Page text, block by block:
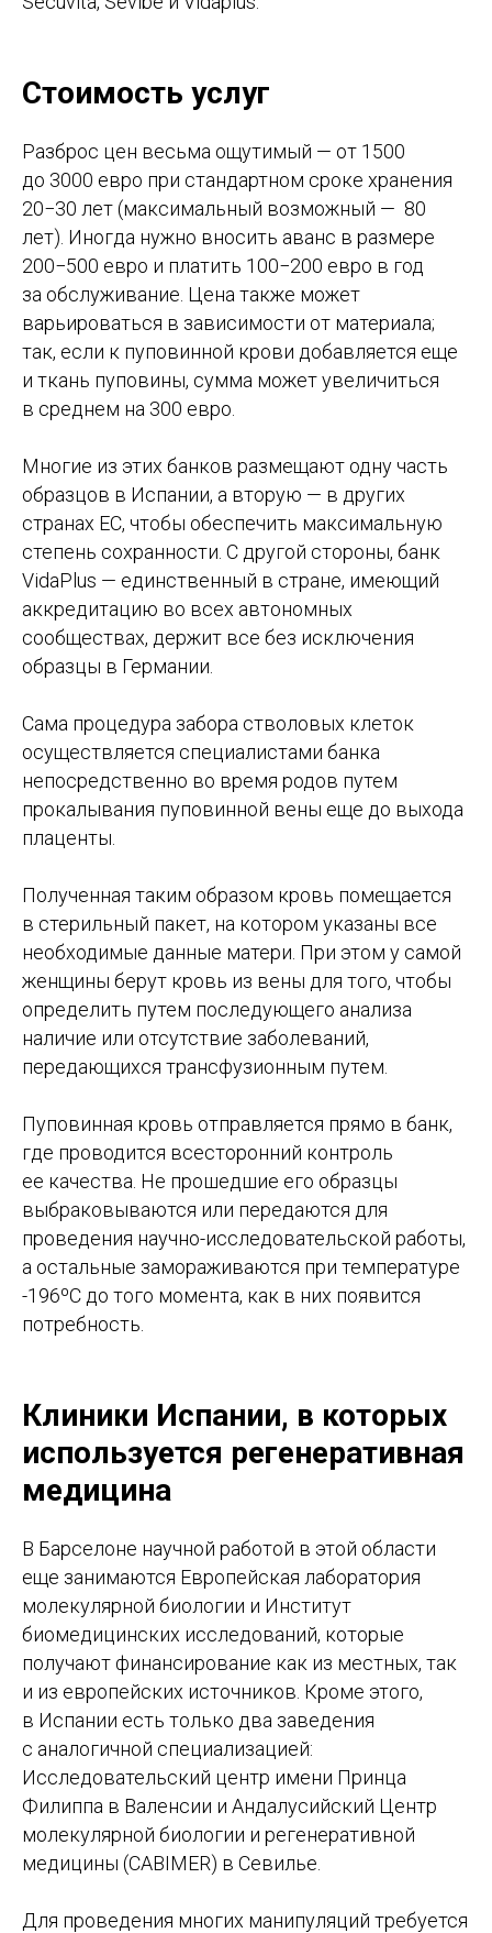
Стоимость услуг
Разброс цен весьма ощутимый — от 1500
до 3000 евро при стандартном сроке хранения
20−30 лет (максимальный возможный — 80
лет). Иногда нужно вносить аванс в размере
200−500 евро и платить 100−200 евро в год
за обслуживание. Цена также может
варьироваться в зависимости от материала;
так, если к пуповинной крови добавляется еще
и ткань пуповины, сумма может увеличиться
в среднем на 300 евро.
Многие из этих банков размещают одну часть
образцов в Испании, а вторую — в других
странах ЕС, чтобы обеспечить максимальную
степень сохранности. С другой стороны, банк
VidaPlus — единственный в стране, имеющий
аккредитацию во всех автономных
сообществах, держит все без исключения
образцы в Германии.
Сама процедура забора стволовых клеток
осуществляется специалистами банка
непосредственно во время родов путем
прокалывания пуповинной вены еще до выхода
плаценты.
Полученная таким образом кровь помещается
в стерильный пакет, на котором указаны все
необходимые данные матери. При этом у самой
женщины берут кровь из вены для того, чтобы
определить путем последующего анализа
наличие или отсутствие заболеваний,
передающихся трансфузионным путем.
Пуповинная кровь отправляется прямо в банк,
где проводится всесторонний контроль
ее качества. Не прошедшие его образцы
выбраковываются или передаются для
проведения научно-исследовательской работы,
а остальные замораживаются при температуре
-196ºC до того момента, как в них появится
потребность.
Клиники Испании, в которых
используется регенеративная
медицина
В Барселоне научной работой в этой области
еще занимаются Европейская лаборатория
молекулярной биологии и Институт
биомедицинских исследований, которые
получают финансирование как из местных, так
и из европейских источников. Кроме этого,
в Испании есть только два заведения
с аналогичной специализацией:
Исследовательский центр имени Принца
Филиппа в Валенсии и Андалусийский Центр
молекулярной биологии и регенеративной
медицины (CABIMER) в Севилье.
Для проведения многих манипуляций требуется
Планируете переезд
в Испанию и не знаете, с чего
начать?
Как с вами связаться?
Оставить заявку
Отправляя форму вы соглашаетесь с политикой
обработки персональных данных
документами, визами, учебой, жильем и
другими важными вопросами. Получите
персональную консультацию и сделайте
переезд легким и комфортным!
Оставьте заявку — и мы свяжемся с